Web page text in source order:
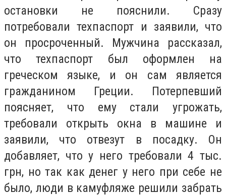
остановки не пояснили. Сразу
потребовали техпаспорт и заявили, что
он просроченный. Мужчина рассказал,
что техпаспорт был оформлен на
греческом языке, и он сам является
гражданином Греции. Потерпевший
поясняет, что ему стали угрожать,
требовали открыть окна в машине и
заявили, что отвезут в посадку. Он
добавляет, что у него требовали 4 тыс.
грн, но так как денег у него при себе не
было, люди в камуфляже решили забрать